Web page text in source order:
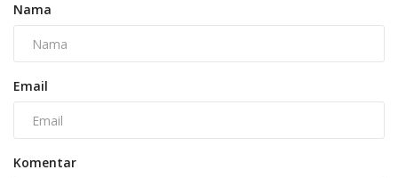
Nama
Email
Komentar